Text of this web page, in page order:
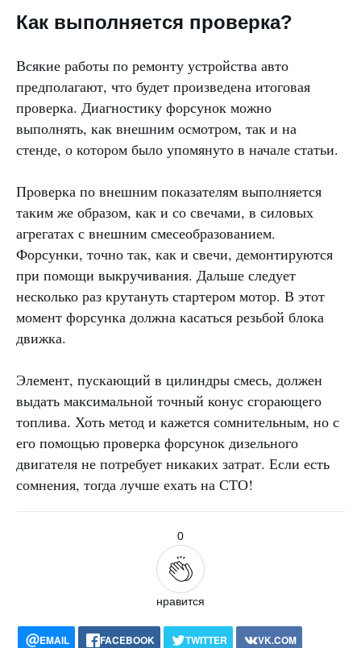
Как выполняется проверка?
Всякие работы по ремонту устройства авто
предполагают, что будет произведена итоговая
проверка. Диагностику форсунок можно
выполнять, как внешним осмотром, так и на
стенде, о котором было упомянуто в начале статьи.
Проверка по внешним показателям выполняется
таким же образом, как и со свечами, в силовых
агрегатах с внешним смесеобразованием.
Форсунки, точно так, как и свечи, демонтируются
при помощи выкручивания. Дальше следует
несколько раз крутануть стартером мотор. В этот
момент форсунка должна касаться резьбой блока
движка.
Элемент, пускающий в цилиндры смесь, должен
выдать максимальной точный конус сгорающего
топлива. Хоть метод и кажется сомнительным, но с
его помощью проверка форсунок дизельного
двигателя не потребует никаких затрат. Если есть
сомнения, тогда лучше ехать на СТО!
0
нравится
EMAIL FACEBOOK TWITTER
VK.COM